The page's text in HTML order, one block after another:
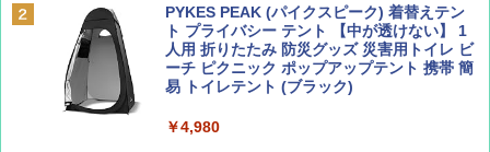
￥713
￥2,695
PYKES PEAK (パイクスピーク) 着替えテン
ト プライバシー テント 【中が透けない】 1
人用 折りたたみ 防災グッズ 災害用トイレ ビ
ーチ ピクニック ポップアップテント 携帯 簡
易 トイレテント (ブラック)
￥4,980